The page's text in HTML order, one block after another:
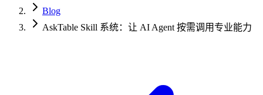
Blog
AskTable Skill 系统：让 AI Agent 按需调用专业能力